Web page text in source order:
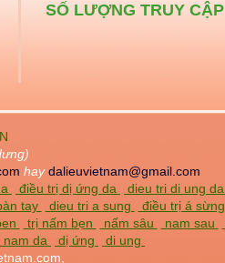
SỐ LƯỢNG TRUY CẬP
haydalieuvietnam@gmail.com
điều trị dị ứng da dieu tri di ung da
tay dieu tri a sung điều trị á sừng
trị nấm bẹn nấm sâu nam sau
nam da dị ứng
di ung